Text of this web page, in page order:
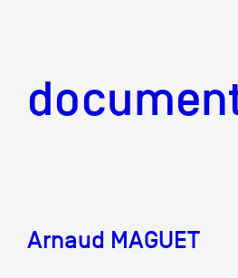
Arnaud MAGUET